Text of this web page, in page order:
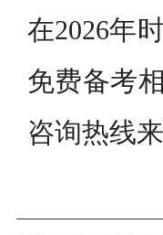
在2026年
免费备考
咨询热线